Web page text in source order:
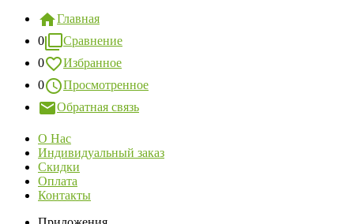
Главная
0
Сравнение
0
Избранное
0
Просмотренное
Обратная связь
О Нас
Индивидуальный заказ
Скидки
Оплата
Контакты